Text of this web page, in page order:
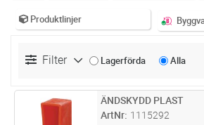
Produktlinjer
Filter Lagerförda Alla
ST Lägg i
ÄNDSKYDD PLAST
ArtNr 1115292